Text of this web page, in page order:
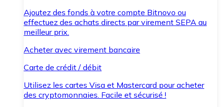
Ajoutez des fonds à votre compte Bitnovo ou
effectuez des achats directs par virement SEPA au
meilleur prix.
Acheter avec virement bancaire
Carte de crédit / débit
Utilisez les cartes Visa et Mastercard pour acheter
des cryptomonnaies. Facile et sécurisé !